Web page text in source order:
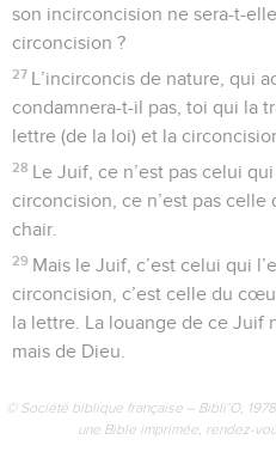
son incirconcision ne sera-t-
circoncision ?
27 L’incirconcis de nature, qui
condamnera-t-il pas, toi qui la
lettre (de la loi) et la
28 Le Juif, ce n’est pas celui
circoncision, ce n’est pas celle
chair.
29 Mais le Juif, c’est celui qui
circoncision, c’est celle du
la lettre. La louange de ce Juif
mais de Dieu.
© Société biblique française – Bibli’O,
une Bible imprimée, rendez-